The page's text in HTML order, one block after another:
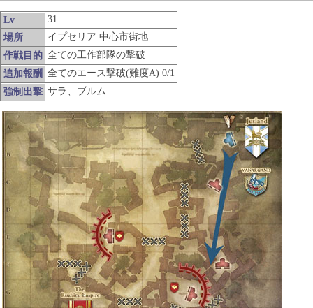
Lv
31
場所
イプセリア 中心市街地
作戦目的 全ての工作部隊の撃破
追加報酬 全てのエース撃破(難度A) 0/1
強制出撃 サラ、ブルム